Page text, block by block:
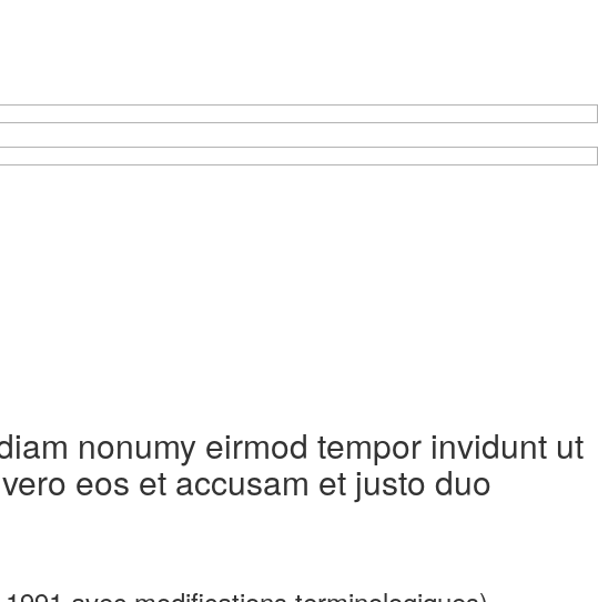
nonumy eirmod tempor invidunt ut
eos et accusam et justo duo